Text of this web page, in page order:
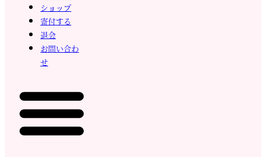
ショップ
寄付する
退会
お問い合わ
せ